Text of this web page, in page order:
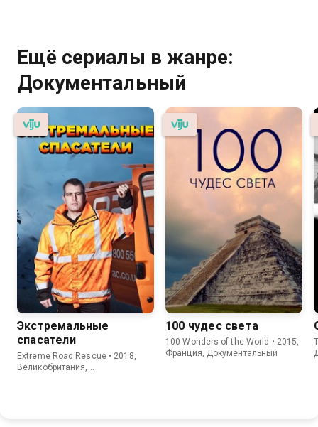
Ещё сериалы в жанре:
Документальный
Экстремальные
спасатели
Extreme Road Rescue • 2018,
Великобритания,
100 чудес света
100 Wonders of the World • 2015,
Франция, Документальный